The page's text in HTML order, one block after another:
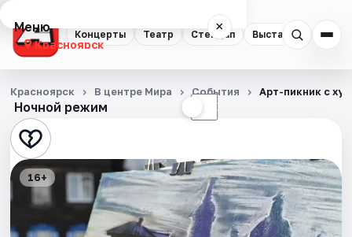
Концерты Театр Стендап Выставки
Меню ×
Красноярск
Концерты
Театр
Стендап
Выставки
Квесты
Ночной режим ☾
Красноярск В центре Мира События Арт-пикник с
16+